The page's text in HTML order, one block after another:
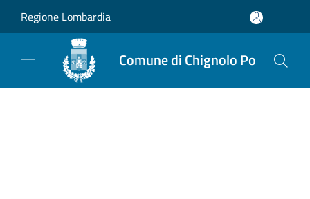
Regione Lombardia
Comune di Chignolo Po